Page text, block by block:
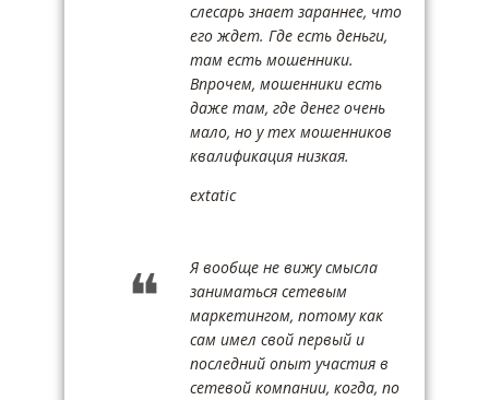
слесарь знает зараннее, что
его ждет. Где есть деньги,
там есть мошенники.
Впрочем, мошенники есть
даже там, где денег очень
мало, но у тех мошенников
квалификация низкая.
extatic
Я вообще не вижу смысла
заниматься сетевым
маркетингом, потому как
сам имел свой первый и
последний опыт участия в
сетевой компании, когда, по